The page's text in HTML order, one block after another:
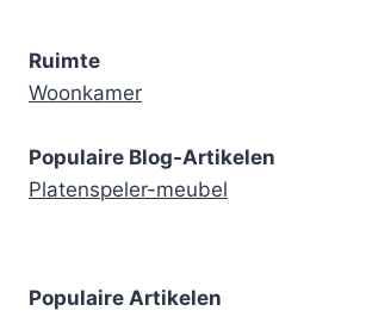
Ruimte
Woonkamer
Populaire Blog-Artikelen
Platenspeler-meubel
Populaire Artikelen